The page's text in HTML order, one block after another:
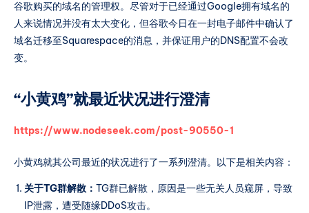
谷歌购买的域名的管理权。尽管对于已经通过Google拥有域名的
人来说情况并没有太大变化，但谷歌今日在一封电子邮件中确认了
域名迁移至Squarespace的消息，并保证用户的DNS配置不会改
变。
“小黄鸡”就最近状况进行澄清
https://www.nodeseek.com/post-90550-1
小黄鸡就其公司最近的状况进行了一系列澄清。以下是相关内容：
关于TG群解散： TG群已解散，原因是一些无关人员窥屏，导致
IP泄露，遭受随缘DDoS攻击。